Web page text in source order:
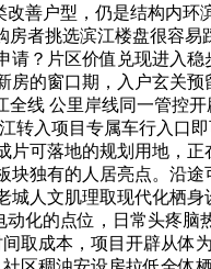
善户型，仍是结构内环
者挑选滨江楼盘很容易
请？片区价值兑现进入稳
房的窗口期，入户玄关预
线 公里岸线同一管控
转入项目专属车行入口
片可落地的规划用地，正
块独有的人居亮点。沿途
城人文肌理取现代化栖身
化的点位，日常头疼脑
取成本，项目开辟从体为